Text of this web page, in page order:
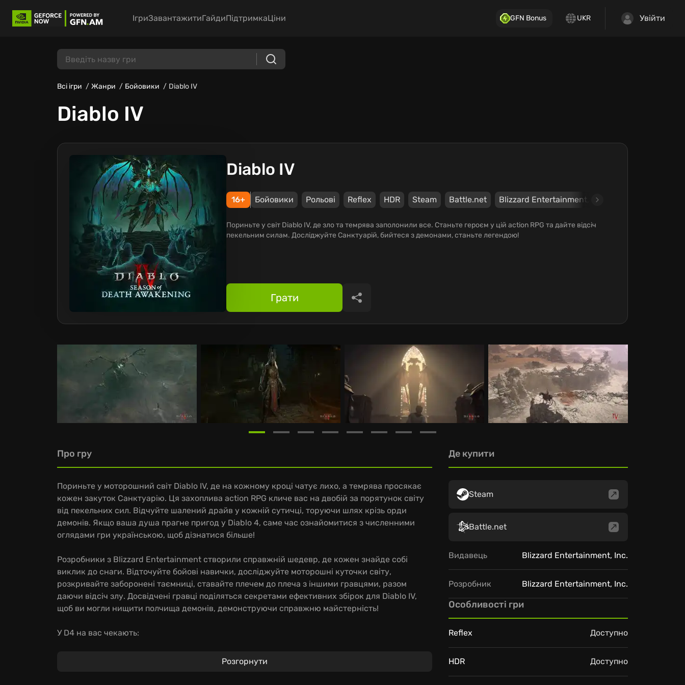
ІгриЗавантажитиГайдиПідтримкаЦіни GFN Bonus UKR Увійти
Всі ігри Жанри Бойовики Diablo IV
Diablo IV
Diablo IV
16+ Бойовики Рольові Reflex HDR Steam Battle.net Blizzard Entertainment, Inc.
Пориньте у світ Diablo IV, де зло та темрява заполонили все. Станьте героєм у цій action RPG та дайте відсіч
пекельним силам. Досліджуйте Санктуарій, бийтеся з демонами, станьте легендою!
Грати Поділитися
Про гру
Пориньте у моторошний світ Diablo IV, де на кожному кроці чатує лихо, а темрява просякає
кожен закуток Санктуарію. Ця захоплива action RPG кличе вас на двобій за порятунок світу
від пекельних сил. Відчуйте шалений драйв у кожній сутичці, торуючи шлях крізь орди
демонів. Якщо ваша душа прагне пригод у Diablo 4, саме час ознайомитися з численними
оглядами гри українською, щоб дізнатися більше!
Розробники з Blizzard Entertainment створили справжній шедевр, де кожен знайде собі
виклик до снаги. Відточуйте бойові навички, досліджуйте моторошні куточки світу,
розкривайте заборонені таємниці, ставайте плечем до плеча з іншими гравцями, разом
даючи відсіч злу. Досвідчені гравці поділяться секретами ефективних збірок для Diablo IV,
щоб ви могли нищити полчища демонів, демонструючи справжню майстерність!
У D4 на вас чекають:
Насамперед, зустріч із самою Ліліт у карколомній історії, де зрада ходить рука об руку з
Розгорнути
Де купити
Steam
Battle.net
Видавець Blizzard Entertainment, Inc.
Розробник Blizzard Entertainment, Inc.
Особливості гри
Reflex Доступно
HDR Доступно